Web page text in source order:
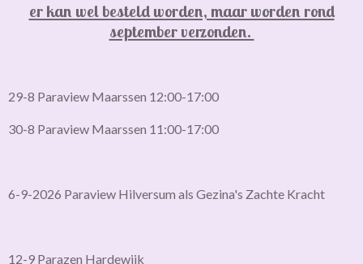
er kan wel besteld worden, maar worden rond
september verzonden.
29-8 Paraview Maarssen 12:00-17:00
30-8 Paraview Maarssen 11:00-17:00
6-9-2026 Paraview Hilversum als Gezina's Zachte Kracht
12-9 Parazen Hardewijk